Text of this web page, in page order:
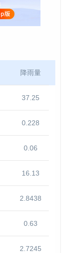
降雨量
37.25
0.228
0.06
16.13
2.8438
0.63
2.7245